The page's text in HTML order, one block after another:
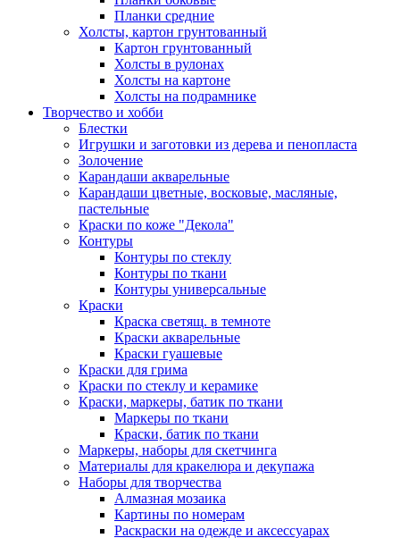
Планки средние
Холсты, картон грунтованный
Картон грунтованный
Холсты в рулонах
Холсты на картоне
Холсты на подрамнике
Творчество и хобби
Блестки
Игрушки и заготовки из дерева и пенопласта
Золочение
Карандаши акварельные
Карандаши цветные, восковые, масляные,
пастельные
Краски по коже "Декола"
Контуры
Контуры по стеклу
Контуры по ткани
Контуры универсальные
Краски
Краска светящ. в темноте
Краски акварельные
Краски гуашевые
Краски для грима
Краски по стеклу и керамике
Краски, маркеры, батик по ткани
Маркеры по ткани
Краски, батик по ткани
Маркеры, наборы для скетчинга
Материалы для кракелюра и декупажа
Наборы для творчества
Алмазная мозаика
Картины по номерам
Раскраски на одежде и аксессуарах